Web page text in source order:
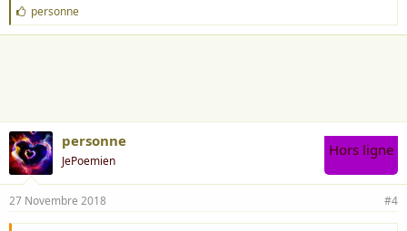
J
'
a
personne
personne
JePoemien
Hors ligne
27 Novembre 2018 #4